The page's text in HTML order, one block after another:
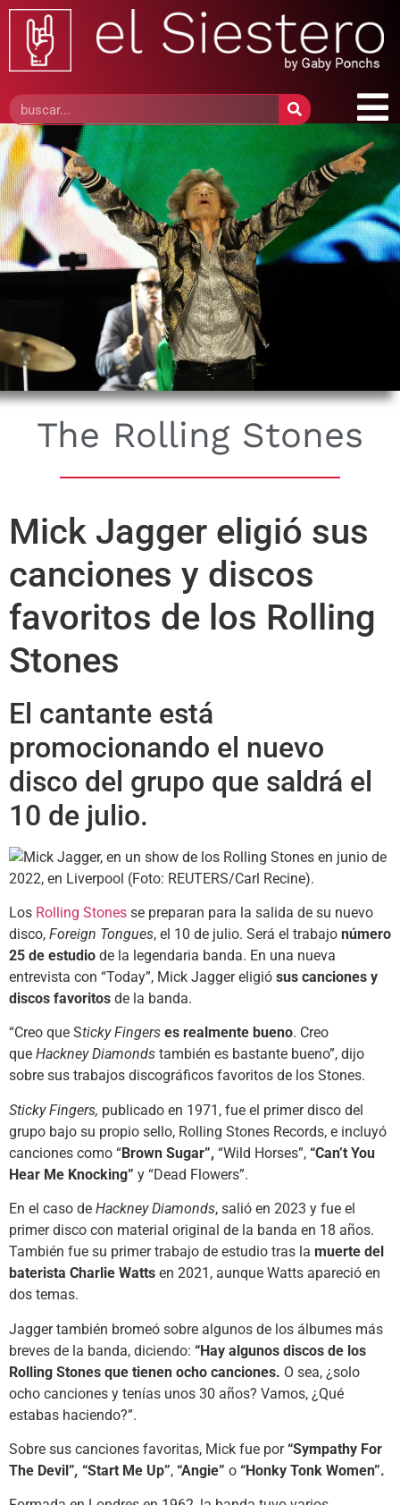
The Rolling Stones
Mick Jagger eligió sus
canciones y discos
favoritos de los Rolling
Stones
El cantante está
promocionando el nuevo
disco del grupo que saldrá el
10 de julio.
Los Rolling Stones se preparan para la salida de su nuevo
disco, Foreign Tongues, el 10 de julio. Será el trabajo número
25 de estudio de la legendaria banda. En una nueva
entrevista con “Today”, Mick Jagger eligió sus canciones y
discos favoritos de la banda.
“Creo que Sticky Fingers es realmente bueno. Creo
que Hackney Diamonds también es bastante bueno”, dijo
sobre sus trabajos discográficos favoritos de los Stones.
Sticky Fingers, publicado en 1971, fue el primer disco del
grupo bajo su propio sello, Rolling Stones Records, e incluyó
canciones como “Brown Sugar”, “Wild Horses”, “Can’t You
Hear Me Knocking” y “Dead Flowers”.
En el caso de Hackney Diamonds, salió en 2023 y fue el
primer disco con material original de la banda en 18 años.
También fue su primer trabajo de estudio tras la muerte del
baterista Charlie Watts en 2021, aunque Watts apareció en
dos temas.
Jagger también bromeó sobre algunos de los álbumes más
breves de la banda, diciendo: “Hay algunos discos de los
Rolling Stones que tienen ocho canciones. O sea, ¿solo
ocho canciones y tenías unos 30 años? Vamos, ¿Qué
estabas haciendo?”.
Sobre sus canciones favoritas, Mick fue por“Sympathy For
The Devil”, “Start Me Up”, “Angie” o “Honky Tonk Women”.